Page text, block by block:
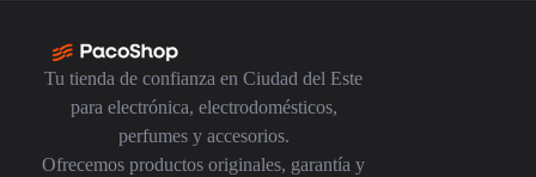
Tu tienda de confianza en Ciudad del Este
para electrónica, electrodomésticos,
perfumes y accesorios.
Ofrecemos productos originales, garantía y